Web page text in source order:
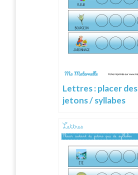
Lettres : placer des
jetons / syllabes